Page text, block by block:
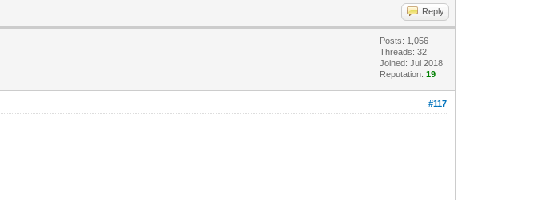
Reply
Posts: 1,056
Threads: 32
Joined: Jul 2018
Reputation:19
#117